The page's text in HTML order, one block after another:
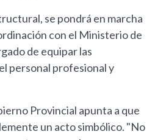
se pondrá en marcha
con el Ministerio de
de equipar las
personal profesional y
Provincial apunta a que
un acto simbólico. "No